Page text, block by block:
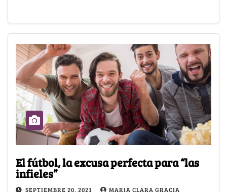
El fútbol, la excusa perfecta para “las
infieles”
SEPTIEMBRE 20, 2021 MARIA CLARA GRACIA